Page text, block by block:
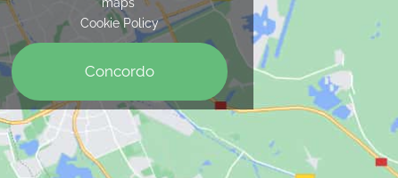
maps
Cookie Policy
Concordo